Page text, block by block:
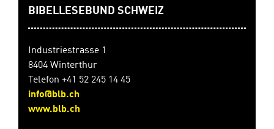
BIBELLESEBUND SCHWEIZ
Industriestrasse 1
8404 Winterthur
Telefon +41 52 245 14 45
info@blb.ch
www.blb.ch